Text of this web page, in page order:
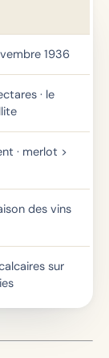
1936
· le
· merlot >
des vins
sur